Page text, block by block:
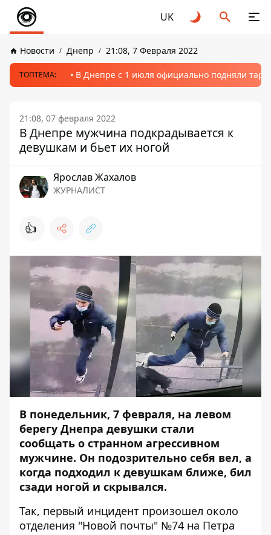
UK
Новости Днепр 21:08, 7 Февраля 2022
ТОПТЕМА: В Днепре с 1 июля официально подняли
21:08, 07 февраля 2022
В Днепре мужчина подкрадывается к
девушкам и бьет их ногой
Ярослав Жахалов
ЖУРНАЛИСТ
👍
В понедельник, 7 февраля, на левом
берегу Днепра девушки стали
сообщать о странном агрессивном
мужчине. Он подозрительно себя вел, а
когда подходил к девушкам ближе, бил
сзади ногой и скрывался.
Так, первый инцидент произошел около
отделения "Новой почты" №74 на Петра